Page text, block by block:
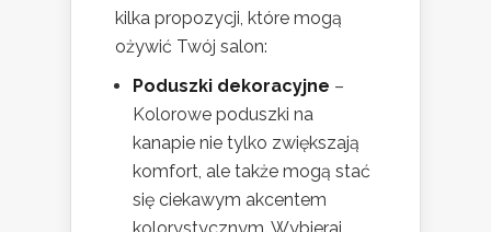
kilka propozycji, które mogą
ożywić Twój salon:
Poduszki dekoracyjne –
Kolorowe poduszki na
kanapie nie tylko zwiększają
komfort, ale także mogą stać
się ciekawym akcentem